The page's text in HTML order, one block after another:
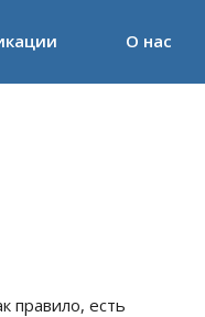
О нас
правило, есть